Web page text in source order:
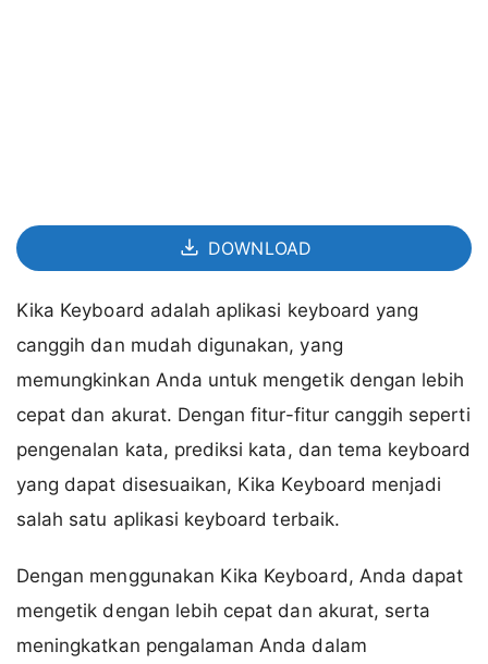
DOWNLOAD
Kika Keyboard adalah aplikasi keyboard yang
canggih dan mudah digunakan, yang
memungkinkan Anda untuk mengetik dengan lebih
cepat dan akurat. Dengan fitur-fitur canggih seperti
pengenalan kata, prediksi kata, dan tema keyboard
yang dapat disesuaikan, Kika Keyboard menjadi
salah satu aplikasi keyboard terbaik.
Dengan menggunakan Kika Keyboard, Anda dapat
mengetik dengan lebih cepat dan akurat, serta
meningkatkan pengalaman Anda dalam